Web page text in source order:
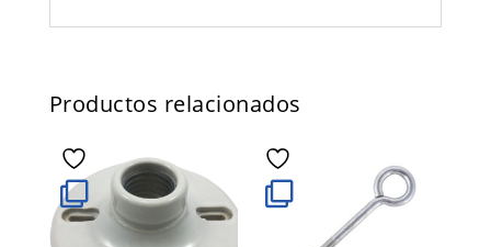
Productos relacionados